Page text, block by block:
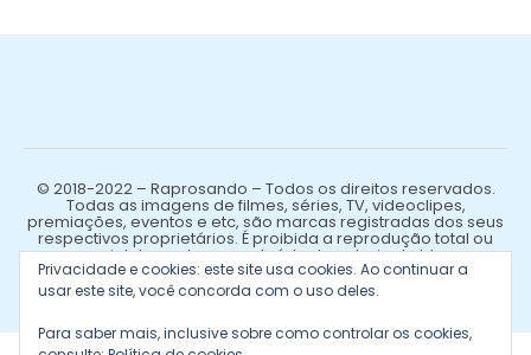
© 2018-2022 – Raprosando – Todos os direitos reservados.
Todas as imagens de filmes, séries, TV, videoclipes,
premiações, eventos e etc, são marcas registradas dos seus
respectivos proprietários. É proibida a reprodução total ou
parcial de qualquer conteúdo de autoria do blog.
Privacidade e cookies: este site usa cookies. Ao continuar a
usar este site, você concorda com o uso deles.
Para saber mais, inclusive sobre como controlar os cookies,